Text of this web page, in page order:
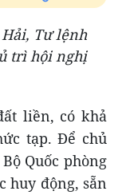
Tư lệnh
trì hội nghị
liền, có khả
tạp. Để chủ
Quốc phòng
huy động, sẵn